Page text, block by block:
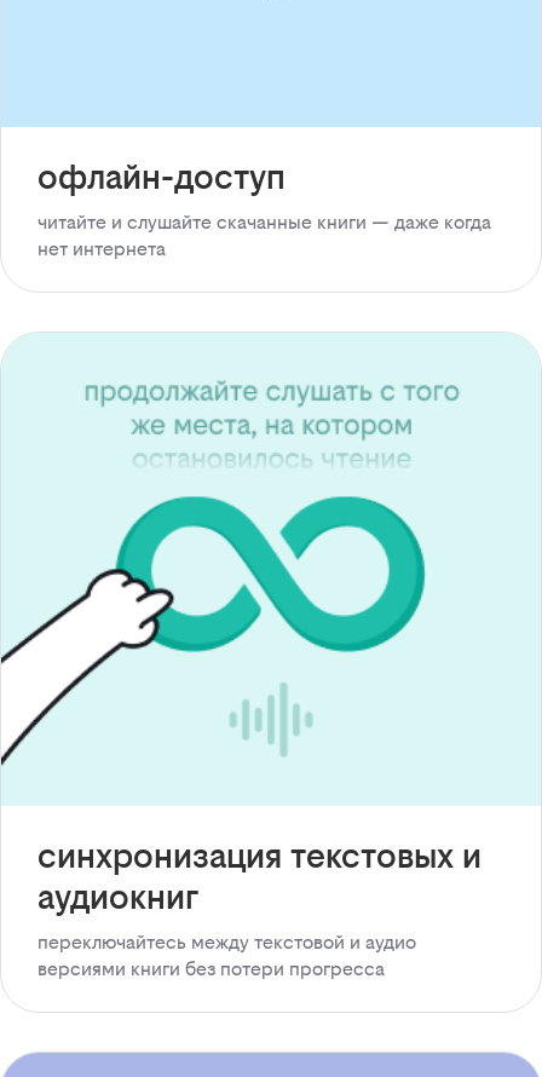
офлайн-доступ
читайте и слушайте скачанные книги — даже когда
нет интернета
синхронизация текстовых и
аудиокниг
переключайтесь между текстовой и аудио
версиями книги без потери прогресса